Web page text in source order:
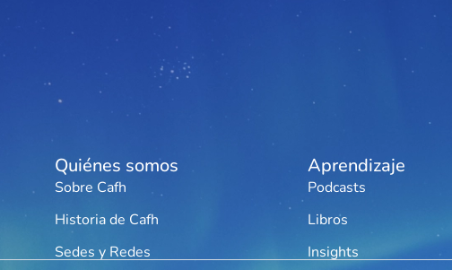
Quiénes somos
Sobre Cafh
Historia de Cafh
Sedes y Redes
Aprendizaje
Podcasts
Libros
Insights